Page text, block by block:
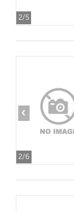
2/5
2/6
‹